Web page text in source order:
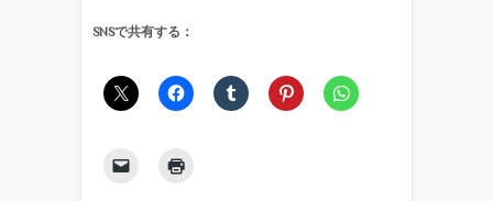
SNSで共有する：